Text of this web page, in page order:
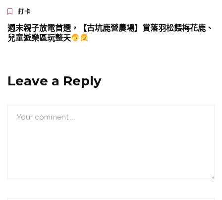
打卡
週末親子放電首選，【古坑鹿營農場】賞落羽松餵梅花鹿、
兒童遊樂區玩整天
Leave a Reply